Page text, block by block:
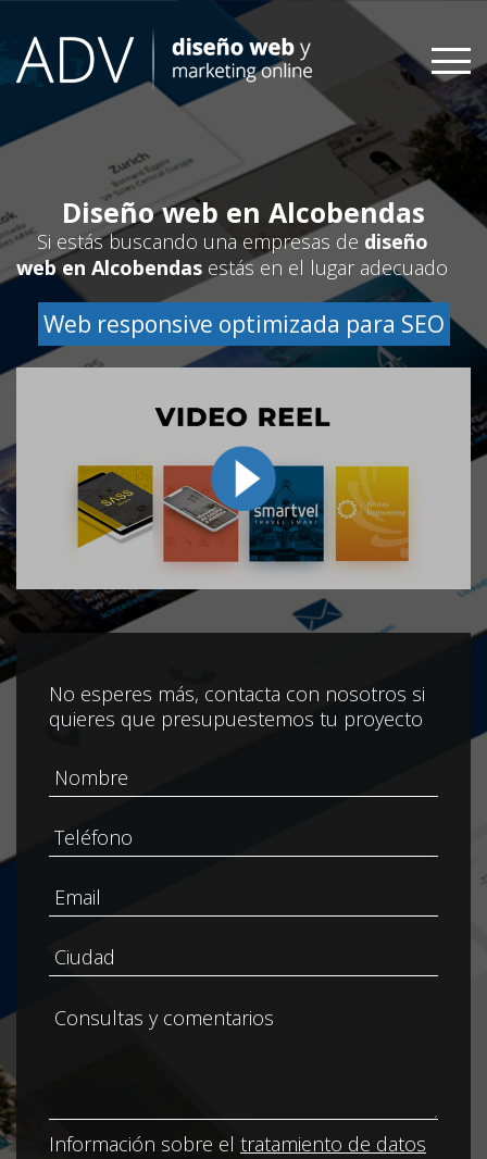
content
Diseño web en Alcobendas
Si estás buscando una empresas de diseño
web en Alcobendas estás en el lugar adecuado
Web responsive optimizada para SEO
No esperes más, contacta con nosotros si
quieres que presupuestemos tu proyecto
Información sobre el tratamiento de datos